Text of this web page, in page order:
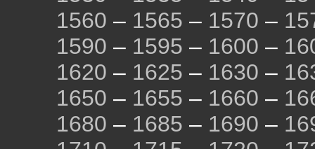
1560 – 1565 – 1570 –
1590 – 1595 – 1600 –
1620 – 1625 – 1630 –
1650 – 1655 – 1660 –
1680 – 1685 – 1690 –